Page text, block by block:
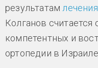
результатам
Колганов считается
компетентных и
ортопедии в Израиле.